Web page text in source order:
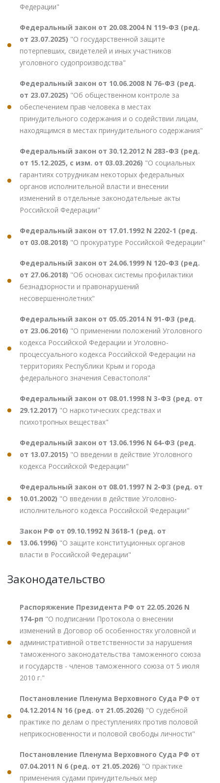
Федерации"
Федеральный закон от 20.08.2004 N 119-ФЗ (ред.
от 23.07.2025) "О государственной защите
потерпевших, свидетелей и иных участников
уголовного судопроизводства"
Федеральный закон от 10.06.2008 N 76-ФЗ (ред.
от 23.07.2025) "Об общественном контроле за
обеспечением прав человека в местах
принудительного содержания и о содействии лицам,
находящимся в местах принудительного содержания"
Федеральный закон от 30.12.2012 N 283-ФЗ (ред.
от 15.12.2025, с изм. от 03.03.2026) "О социальных
гарантиях сотрудникам некоторых федеральных
органов исполнительной власти и внесении
изменений в отдельные законодательные акты
Российской Федерации"
Федеральный закон от 17.01.1992 N 2202-1 (ред.
от 03.08.2018) "О прокуратуре Российской Федерации"
Федеральный закон от 24.06.1999 N 120-ФЗ (ред.
от 27.06.2018) "Об основах системы профилактики
безнадзорности и правонарушений
несовершеннолетних"
Федеральный закон от 05.05.2014 N 91-ФЗ (ред.
от 23.06.2016) "О применении положений Уголовного
кодекса Российской Федерации и Уголовно-
процессуального кодекса Российской Федерации на
территориях Республики Крым и города
федерального значения Севастополя"
Федеральный закон от 08.01.1998 N 3-ФЗ (ред. от
29.12.2017) "О наркотических средствах и
психотропных веществах"
Федеральный закон от 13.06.1996 N 64-ФЗ (ред.
от 13.07.2015) "О введении в действие Уголовного
кодекса Российской Федерации"
Федеральный закон от 08.01.1997 N 2-ФЗ (ред. от
10.01.2002) "О введении в действие Уголовно-
исполнительного кодекса Российской Федерации"
Закон РФ от 09.10.1992 N 3618-1 (ред. от
13.06.1996) "О защите конституционных органов
власти в Российской Федерации"
Законодательство
Распоряжение Президента РФ от 22.05.2026 N
174-рп "О подписании Протокола о внесении
изменений в Договор об особенностях уголовной и
административной ответственности за нарушения
таможенного законодательства таможенного союза
и государств - членов таможенного союза от 5 июля
2010 г."
Постановление Пленума Верховного Суда РФ от
04.12.2014 N 16 (ред. от 21.05.2026) "О судебной
практике по делам о преступлениях против половой
неприкосновенности и половой свободы личности"
Постановление Пленума Верховного Суда РФ от
07.04.2011 N 6 (ред. от 21.05.2026) "О практике
применения судами принудительных мер